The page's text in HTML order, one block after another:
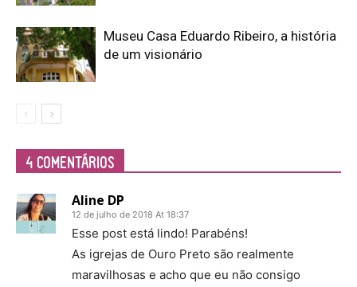
Museu Casa Eduardo Ribeiro, a história
de um visionário
4 COMENTÁRIOS
Aline DP
12 de julho de 2018 At 18:37
Esse post está lindo! Parabéns!
As igrejas de Ouro Preto são realmente
maravilhosas e acho que eu não consigo